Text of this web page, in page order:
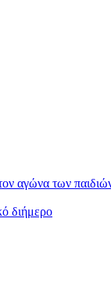
αγώνα των
διήμερο